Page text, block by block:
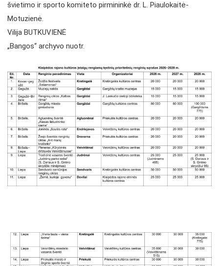
švietimo ir sporto komiteto pirmininkė dr. L. Piaulokaitė-
Motuzienė.
Vilija BUTKUVIENĖ
„Bangos“ archyvo nuotr.